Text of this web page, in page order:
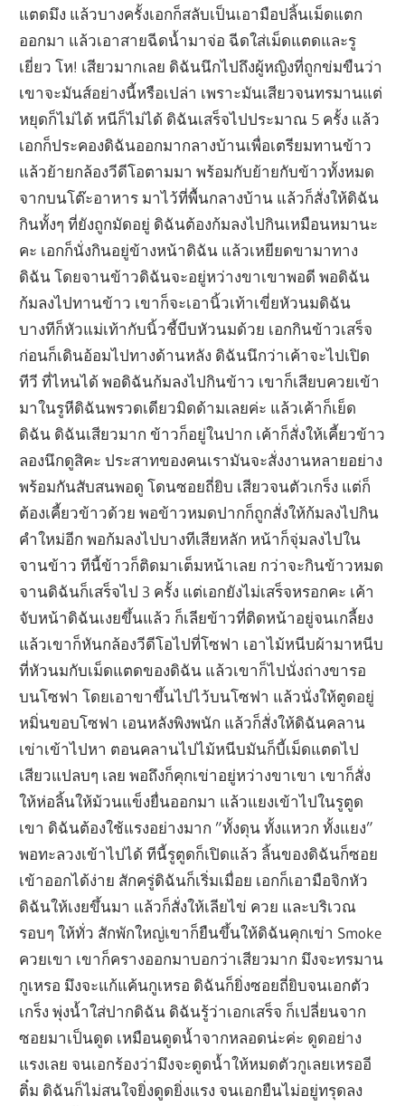
แตดมึง แล้วบางครั้งเอกก็สลับเป็นเอามือปลิ้นเม็ดแตก
ออกมา แล้วเอาสายฉีดน้ำมาจ่อ ฉีดใส่เม็ดแตดและรู
เยี่ยว โห! เสียวมากเลย ดิฉันนึกไปถึงผู้หญิงที่ถูกข่มขืนว่า
เขาจะมันส์อย่างนี้หรือเปล่า เพราะมันเสียวจนทรมานแต่
หยุดก็ไม่ได้ หนีก็ไม่ได้ ดิฉันเสร็จไปประมาณ 5 ครั้ง แล้ว
เอกก็ประคองดิฉันออกมากลางบ้านเพื่อเตรียมทานข้าว
แล้วย้ายกล้องวีดีโอตามมา พร้อมกับย้ายกับข้าวทั้งหมด
จากบนโต๊ะอาหาร มาไว้ที่พื้นกลางบ้าน แล้วก็สั่งให้ดิฉัน
กินทั้งๆ ที่ยังถูกมัดอยู่ ดิฉันต้องก้มลงไปกินเหมือนหมานะ
คะ เอกก็นั่งกินอยู่ข้างหน้าดิฉัน แล้วเหยียดขามาทาง
ดิฉัน โดยจานข้าวดิฉันจะอยู่หว่างขาเขาพอดี พอดิฉัน
ก้มลงไปทานข้าว เขาก็จะเอานิ้วเท้าเขี่ยหัวนมดิฉัน
บางทีก็หัวแม่เท้ากับนิ้วชี้บีบหัวนมด้วย เอกกินข้าวเสร็จ
ก่อนก็เดินอ้อมไปทางด้านหลัง ดิฉันนึกว่าเค้าจะไปเปิด
ทีวี ที่ไหนได้ พอดิฉันก้มลงไปกินข้าว เขาก็เสียบควยเข้า
มาในรูหีดิฉันพรวดเดียวมิดด้ามเลยค่ะ แล้วเค้าก็เย็ด
ดิฉัน ดิฉันเสียวมาก ข้าวก็อยู่ในปาก เค้าก็สั่งให้เคี้ยวข้าว
ลองนึกดูสิคะ ประสาทของคนเรามันจะสั่งงานหลายอย่าง
พร้อมกันสับสนพอดู โดนซอยถี่ยิบ เสียวจนตัวเกร็ง แต่ก็
ต้องเคี้ยวข้าวด้วย พอข้าวหมดปากก็ถูกสั่งให้ก้มลงไปกิน
คำใหม่อีก พอก้มลงไปบางทีเสียหลัก หน้าก็จุ่มลงไปใน
จานข้าว ทีนี้ข้าวก็ติดมาเต็มหน้าเลย กว่าจะกินข้าวหมด
จานดิฉันก็เสร็จไป 3 ครั้ง แต่เอกยังไม่เสร็จหรอกคะ เค้า
จับหน้าดิฉันเงยขึ้นแล้ว ก็เลียข้าวที่ติดหน้าอยู่จนเกลี้ยง
แล้วเขาก็หันกล้องวีดีโอไปที่โซฟา เอาไม้หนีบผ้ามาหนีบ
ที่หัวนมกับเม็ดแตดของดิฉัน แล้วเขาก็ไปนั่งถ่างขารอ
บนโซฟา โดยเอาขาขึ้นไปไว้บนโซฟา แล้วนั่งให้ตูดอยู่
หมิ่นขอบโซฟา เอนหลังพิงพนัก แล้วก็สั่งให้ดิฉันคลาน
เข่าเข้าไปหา ตอนคลานไปไม้หนีบมันก็บี้เม็ดแตดไป
เสียวแปลบๆ เลย พอถึงก็คุกเข่าอยู่หว่างขาเขา เขาก็สั่ง
ให้ห่อลิ้นให้ม้วนแข็งยื่นออกมา แล้วแยงเข้าไปในรูตูด
เขา ดิฉันต้องใช้แรงอย่างมาก ”ทั้งดุน ทั้งแหวก ทั้งแยง”
พอทะลวงเข้าไปได้ ทีนี้รูตูดก็เปิดแล้ว ลิ้นของดิฉันก็ซอย
เข้าออกได้ง่าย สักครู่ดิฉันก็เริ่มเมื่อย เอกก็เอามือจิกหัว
ดิฉันให้เงยขึ้นมา แล้วก็สั่งให้เลียไข่ ควย และบริเวณ
รอบๆ ให้ทั่ว สักพักใหญ่เขาก็ยืนขึ้นให้ดิฉันคุกเข่า Smoke
ควยเขา เขาก็ครางออกมาบอกว่าเสียวมาก มึงจะทรมาน
กูเหรอ มึงจะแก้แค้นกูเหรอ ดิฉันก็ยิ่งซอยถี่ยิบจนเอกตัว
เกร็ง พุ่งน้ำใส่ปากดิฉัน ดิฉันรู้ว่าเอกเสร็จ ก็เปลี่ยนจาก
ซอยมาเป็นดูด เหมือนดูดน้ำจากหลอดน่ะค่ะ ดูดอย่าง
แรงเลย จนเอกร้องว่ามึงจะดูดน้ำให้หมดตัวกูเลยเหรออี
ติ๋ม ดิฉันก็ไม่สนใจยิ่งดูดยิ่งแรง จนเอกยืนไม่อยู่ทรุดลง